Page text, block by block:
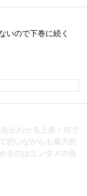
いので下巻に続く
がわかる上巻！何で
思いながらも暴力的
るのはエンタメの良